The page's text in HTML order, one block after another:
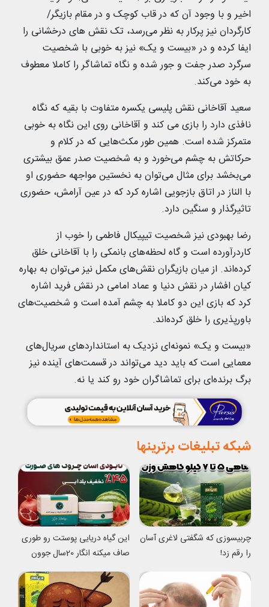
اخیر و با وجود آن که در قاب کوچک و در مقام بازیگر/
کارگردان نیز پرکار به نظر می‌رسد، تک نقش های درخشانی را
ایفا کرده و در «بیست و یک» نیز به خوبی با شخصیت
سرگرد صدر جفت و جور شده و نگاه تماشاگر را کاملا معطوف
به خود می‌کند.
سعید آقاخانی نقش پلیسی یکسره متفاوت با بقیه که نگاه
نافذی دارد را بازی می کند و آقاخانی روی این نگاه به خوبی
متمرکز شده است. همین طور مکث‌هایی که در کلام و
حرکاتش به چشم می‌خورد و به شخصیت صدر عمق بیشتری
می‌بخشد برای مثال می‌توان به نخستین مواجهه حضوری او
با الناز در اتاق بازجویی اشاره کرد که در عین آرامش، حضوری
تاثیرگذار و سنگین دارد.
رضا بهبودی نیز شخصیت تیپیکال فاطمی را خوب از
کاردرآورده است و گاه لحظه‌های بانمکی را با آقاخانی خلق
کرده‌اند. از میان بازیگران نقش‌های مکمل نیز می‌توان به بهاره
کیان افشار در نقش دنیا و عماد امامی در نقش فرید اشاره
کرد که بازی این دو کاملا به چشم آمده است و شخصیت‌های
باورپذیری را خلق کرده‌اند.
«بیست و یک» نمونه‌ای نزدیک به استانداردهای سریال‌های
معمایی است که باید دید می‌تواند در قسمت‌های آینده نیز
برگ برنده‌ای برای تماشاگران خود رو کند یا نه.
شبکه تبلیغات برترینها
چربیسوزی که شگفتی لاغری آسان
را رقم زد!
این گیاه دریایی پوستت رو طوری
صاف میکنه انگار 20سال جوون
شدی